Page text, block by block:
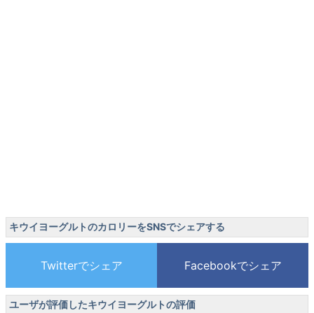
キウイヨーグルトのカロリーをSNSでシェアする
ユーザが評価したキウイヨーグルトの評価